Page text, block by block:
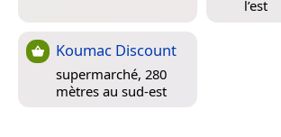
l’est
Koumac Discount
supermarché, 280
mètres au sud-est